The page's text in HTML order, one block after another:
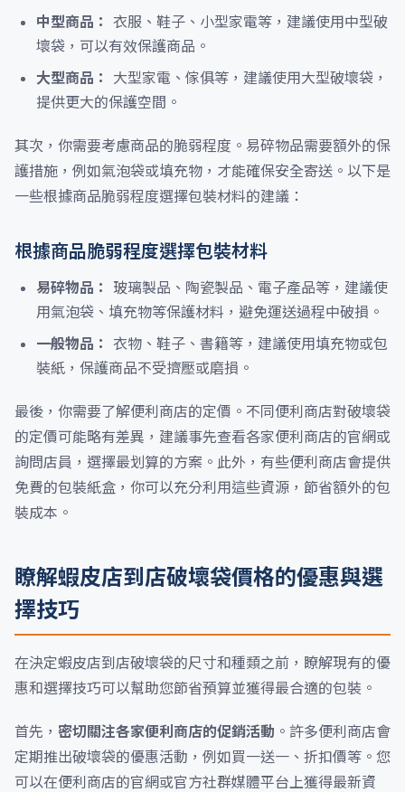
中型商品： 衣服、鞋子、小型家電等，建議使用中型破
壞袋，可以有效保護商品。
大型商品：
大型家電、傢俱等，建議使用大型破壞袋，
提供更大的保護空間。
其次，你需要考慮商品的脆弱程度。易碎物品需要額外的保
護措施，例如氣泡袋或填充物，才能確保安全寄送。以下是
一些根據商品脆弱程度選擇包裝材料的建議：
根據商品脆弱程度選擇包裝材料
易碎物品：
玻璃製品、陶瓷製品、電子產品等，建議使
用氣泡袋、填充物等保護材料，避免運送過程中破損。
一般物品： 衣物、鞋子、書籍等，建議使用填充物或包
裝紙，保護商品不受擠壓或磨損。
最後，你需要了解便利商店的定價。不同便利商店對破壞袋
的定價可能略有差異，建議事先查看各家便利商店的官網或
詢問店員，選擇最划算的方案。此外，有些便利商店會提供
免費的包裝紙盒，你可以充分利用這些資源，節省額外的包
裝成本。
瞭解蝦皮店到店破壞袋價格的優惠與選
擇技巧
在決定蝦皮店到店破壞袋的尺寸和種類之前，瞭解現有的優
惠和選擇技巧可以幫助您節省預算並獲得最合適的包裝。
首先， 密切關注各家便利商店的促銷活動 。許多便利商店會
定期推出破壞袋的優惠活動，例如買一送一、折扣價等。您
可以在便利商店的官網或官方社群媒體平台上獲得最新資